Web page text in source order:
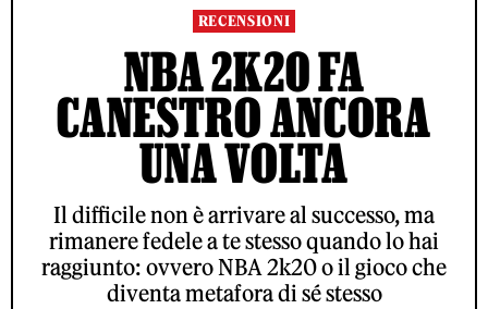
RECENSIONI
NBA 2K20 FA
CANESTRO ANCORA
UNA VOLTA
Il difficile non è arrivare al successo, ma
rimanere fedele a te stesso quando lo hai
raggiunto: ovvero NBA 2k20 o il gioco che
diventa metafora di sé stesso